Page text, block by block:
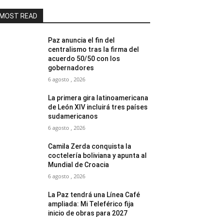
READ
Paz anuncia el fin del
centralismo tras la firma del
acuerdo 50/50 con los
gobernadores
6 agosto , 2026
La primera gira latinoamericana
de León XIV incluirá tres países
sudamericanos
6 agosto , 2026
Camila Zerda conquista la
coctelería boliviana y apunta al
Mundial de Croacia
6 agosto , 2026
La Paz tendrá una Línea Café
ampliada: Mi Teleférico fija
inicio de obras para 2027